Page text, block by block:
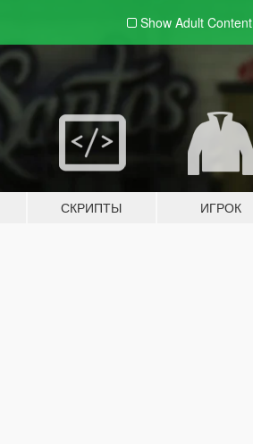
Show Adult Content
СКРИПТЫ ИГРОК